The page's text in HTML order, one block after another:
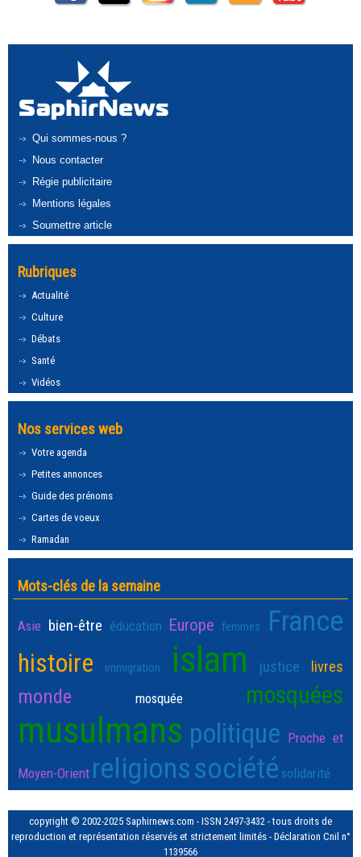
Qui sommes-nous ?
Nous contacter
Régie publicitaire
Mentions légales
Soumettre article
Rubriques
Actualité
Culture
Débats
Santé
Vidéos
Nos services web
Votre agenda
Petites annonces
Guide des prénoms
Cartes de voeux
Ramadan
Mots-clés de la semaine
Asie bien-être éducation Europe femmes France
histoire immigration islam justice livres
monde mosquée mosquées
musulmans politique Proche et
Moyen-Orient religionssociété solidarité
copyright © 2002-2025 Saphirnews.com - ISSN 2497-3432 - tous droits de
reproduction et représentation réservés et strictement limités - Déclaration Cnil n°
1139566